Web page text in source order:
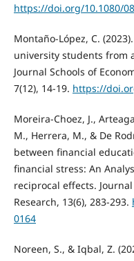
https://doi.org/10.1080/
Montaño-López, C.
university students from
Journal Schools of
7(12), 14-19. https://
Moreira-Choez, J.,
M., Herrera, M., & De
between financial
financial stress: An
reciprocal effects.
Research, 13(6), 283-293.
0164
Noreen, S., & Iqbal, Z.